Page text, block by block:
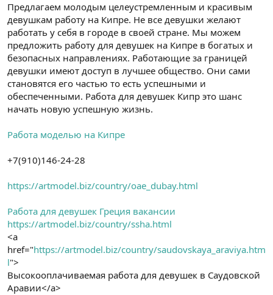
Предлагаем молодым целеустремленным и красивым
девушкам работу на Кипре. Не все девушки желают
работать у себя в городе в своей стране. Мы можем
предложить работу для девушек на Кипре в богатых и
безопасных направлениях. Работающие за границей
девушки имеют доступ в лучшее общество. Они сами
становятся его частью то есть успешными и
обеспеченными. Работа для девушек Кипр это шанс
начать новую успешную жизнь.
Работа моделью на Кипре
+7(910)146-24-28
https://artmodel.biz/country/oae_dubay.html
Работа для девушек Греция вакансии
https://artmodel.biz/country/ssha.html
<a
href="https://artmodel.biz/country/saudovskaya_araviya.htm
l">
Высокооплачиваемая работа для девушек в Саудовской
Аравии</a>